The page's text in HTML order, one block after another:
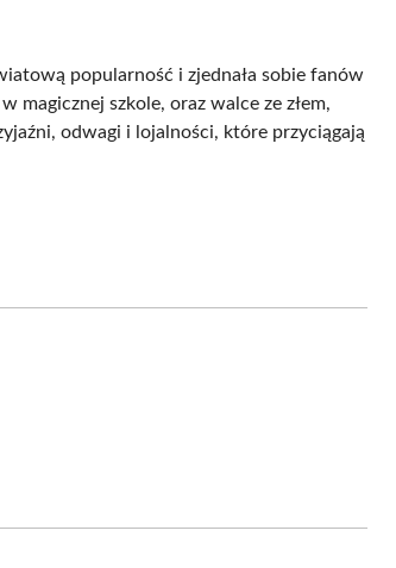
popularność i zjednała sobie fanów
magicznej szkole, oraz walce ze złem,
odwagi i lojalności, które przyciągają